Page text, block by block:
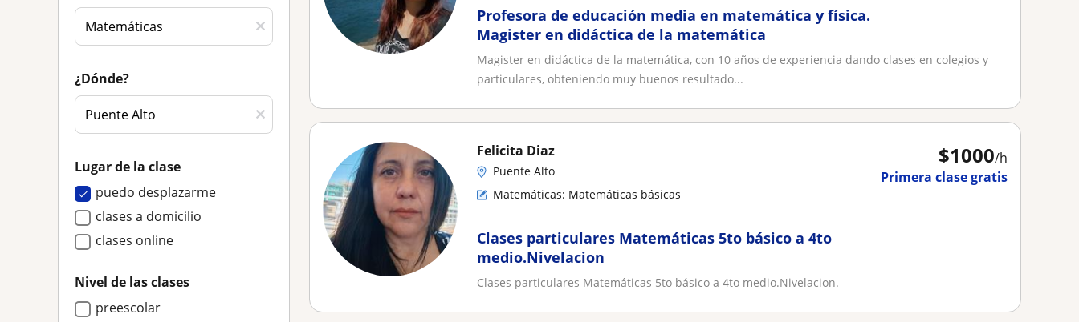
¿Dónde?
Lugar de la clase
puedo desplazarme
clases a domicilio
clases online
Nivel de las clases
preescolar
Profesora de educación media en matemática y física.
Magister en didáctica de la matemática
Magister en didáctica de la matemática, con 10 años de experiencia dando clases en colegios y
particulares, obteniendo muy buenos resultado...
$1000/h
Primera clase gratis
Felicita Diaz
Puente Alto
Matemáticas: Matemáticas básicas
Clases particulares Matemáticas 5to básico a 4to
medio.Nivelacion
Clases particulares Matemáticas 5to básico a 4to medio.Nivelacion.